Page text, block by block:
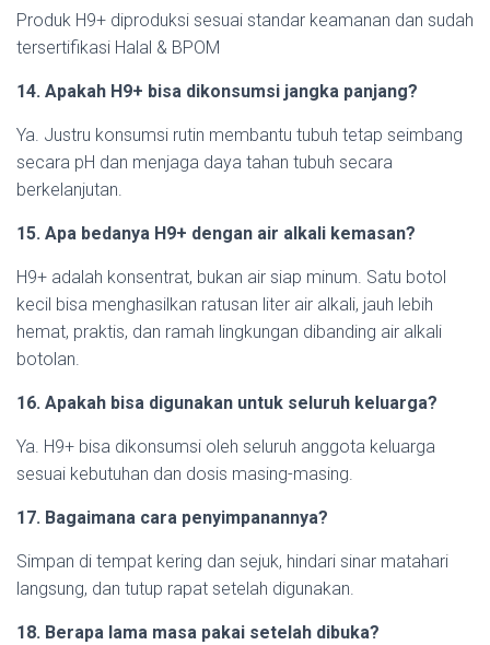
Produk H9+ diproduksi sesuai standar keamanan dan sudah
tersertifikasi Halal & BPOM
14. Apakah H9+ bisa dikonsumsi jangka panjang?
Ya. Justru konsumsi rutin membantu tubuh tetap seimbang
secara pH dan menjaga daya tahan tubuh secara
berkelanjutan.
15. Apa bedanya H9+ dengan air alkali kemasan?
H9+ adalah konsentrat, bukan air siap minum. Satu botol
kecil bisa menghasilkan ratusan liter air alkali, jauh lebih
hemat, praktis, dan ramah lingkungan dibanding air alkali
botolan.
16. Apakah bisa digunakan untuk seluruh keluarga?
Ya. H9+ bisa dikonsumsi oleh seluruh anggota keluarga
sesuai kebutuhan dan dosis masing-masing.
17. Bagaimana cara penyimpanannya?
Simpan di tempat kering dan sejuk, hindari sinar matahari
langsung, dan tutup rapat setelah digunakan.
18. Berapa lama masa pakai setelah dibuka?